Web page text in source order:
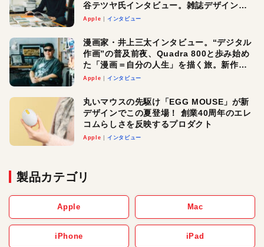
谷テツヤ氏インタビュー。雑誌デザインの
真髄と今後
Apple インタビュー
漫画家・井上三太インタビュー。“デジタル
作画”の普及前夜、Quadra 800と歩み始め
た「漫画＝自分の人生」を描く旅。新作
『惨家』に込めた想い
Apple インタビュー
丸いマウスの先駆け「EGG MOUSE」が新
デザインでこの夏登場！ 創業40周年のエレ
コムらしさを反映するプロダクト
Apple インタビュー
製品カテゴリ
Apple Mac
iPhone iPad